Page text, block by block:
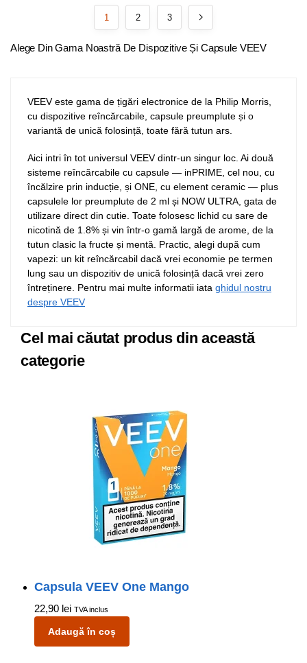
1 2 3
Alege Din Gama Noastră De Dispozitive Și Capsule VEEV
VEEV este gama de țigări electronice de la Philip Morris,
cu dispozitive reîncărcabile, capsule preumplute și o
variantă de unică folosință, toate fără tutun ars.
Aici intri în tot universul VEEV dintr-un singur loc. Ai două
sisteme reîncărcabile cu capsule — inPRIME, cel nou, cu
încălzire prin inducție, și ONE, cu element ceramic — plus
capsulele lor preumplute de 2 ml și NOW ULTRA, gata de
utilizare direct din cutie. Toate folosesc lichid cu sare de
nicotină de 1.8% și vin într-o gamă largă de arome, de la
tutun clasic la fructe și mentă. Practic, alegi după cum
vapezi: un kit reîncărcabil dacă vrei economie pe termen
lung sau un dispozitiv de unică folosință dacă vrei zero
întreținere. Pentru mai multe informatii iata ghidul nostru
despre VEEV
Cel mai căutat produs din această
categorie
Capsula VEEV One Mango
22,90 lei TVA inclus
Adaugă în coș